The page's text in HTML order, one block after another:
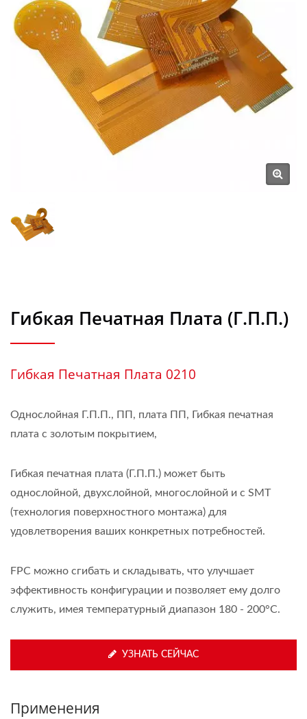
Гибкая Печатная Плата (Г.П.П.)
Гибкая Печатная Плата 0210
Однослойная Г.П.П., ПП, плата ПП, Гибкая печатная
плата с золотым покрытием,
Гибкая печатная плата (Г.П.П.) может быть
однослойной, двухслойной, многослойной и с SMT
(технология поверхностного монтажа) для
удовлетворения ваших конкретных потребностей.
FPC можно сгибать и складывать, что улучшает
эффективность конфигурации и позволяет ему долго
служить, имея температурный диапазон 180 - 200°C.
УЗНАТЬ СЕЙЧАС
Применения